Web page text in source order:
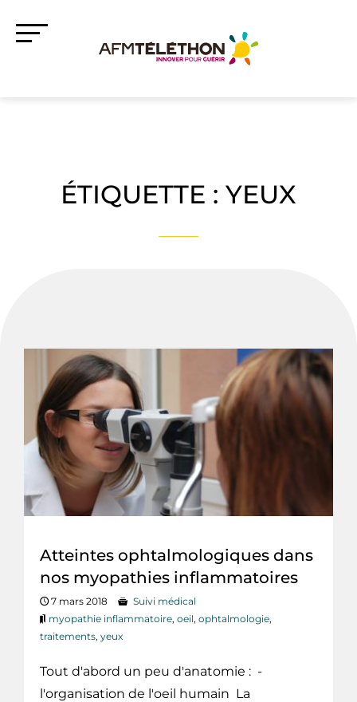
ÉTIQUETTE : YEUX
Atteintes ophtalmologiques dans
nos myopathies inflammatoires
7 mars 2018
Suivi médical
myopathie inflammatoire, oeil, ophtalmologie,
traitements, yeux
Tout d'abord un peu d'anatomie : -
l'organisation de l'oeil humain La